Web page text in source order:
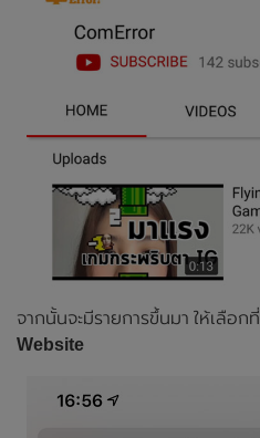
จากนั้นจะมีรายการขึ้นมา ให้เลือกที่
Website